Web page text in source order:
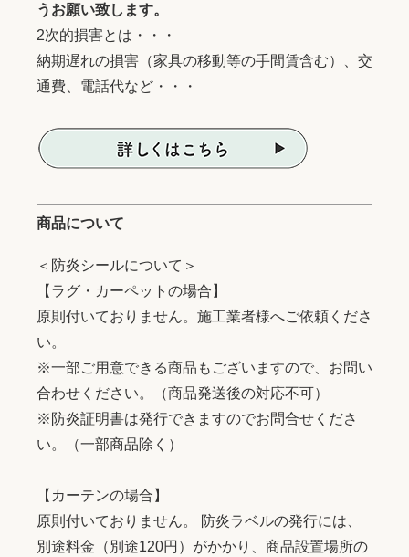
うお願い致します。
2次的損害とは・・・
納期遅れの損害（家具の移動等の手間賃含む）、交
通費、電話代など・・・
商品について
＜防炎シールについて＞
【ラグ・カーペットの場合】
原則付いておりません。施工業者様へご依頼くださ
い。
※一部ご用意できる商品もございますので、お問い
合わせください。（商品発送後の対応不可）
※防炎証明書は発行できますのでお問合せくださ
い。（一部商品除く）
【カーテンの場合】
原則付いておりません。 防炎ラベルの発行には、
別途料金（別途120円）がかかり、商品設置場所の